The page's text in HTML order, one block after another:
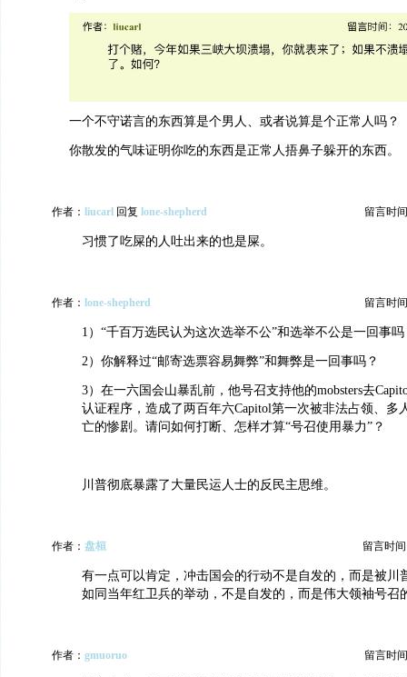
一个不守诺言的东西算是个男人、或者说算是个正常人吗？
你散发的气味证明你吃的东西是正常人捂鼻子躲开的东西。
作者： liucarl 回复 lone-shepherd 留言时
习惯了吃屎的人吐出来的也是屎。
作者： lone-shepherd 留言时
1）“千百万选民认为这次选举不公”和选举不公是一回事吗
2）你解释过“邮寄选票容易舞弊”和舞弊是一回事吗？
3）在一六国会山暴乱前，他号召支持他的mobsters去
认证程序，造成了两百年六Capitol第一次被非法占领、多
亡的惨剧。请问如何打断、怎样才算“号召使用暴力”？
川普彻底暴露了大量民运人士的反民主思维。
作者： 盘桓 留言时间
有一点可以肯定，冲击国会的行动不是自发的，而是被川
如同当年红卫兵的举动，不是自发的，而是伟大领袖号召
作者： gmuoruo 留言时